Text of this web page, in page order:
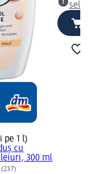
pe 1 l)
cu
300 ml
(237)